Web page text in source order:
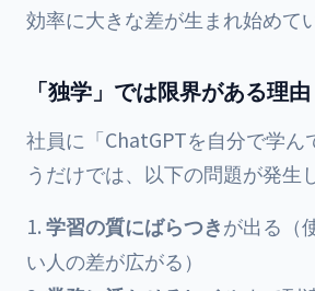
効率に大きな差が生まれ始めて
「独学」では限界がある理由
社員に「ChatGPTを自分で学ん
うだけでは、以下の問題が発生
学習の質にばらつきが出る（
い人の差が広がる）